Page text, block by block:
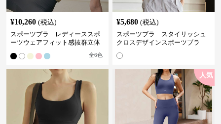
¥10,260 (税込)
スポーツブラ レディーススポ
ーツウェアフィット感抜群立体
全6色
¥5,680 (税込)
スポーツブラ スタイリッシュ
クロスデザインスポーツブラ
人気